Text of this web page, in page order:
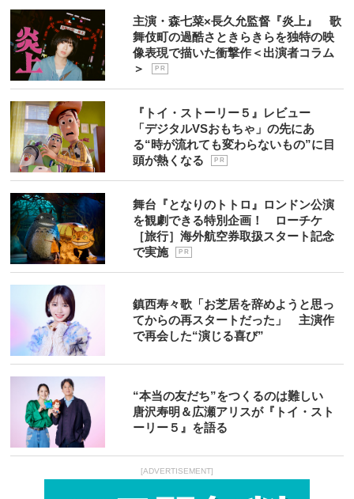
主演・森七菜×長久允監督『炎上』 歌
舞伎町の過酷さときらきらを独特の映
像表現で描いた衝撃作＜出演者コラム
＞
P R
『トイ・ストーリー５』レビュー
「デジタルVSおもちゃ」の先にあ
る“時が流れても変わらないもの”に目
頭が熱くなる
P R
舞台『となりのトトロ』ロンドン公演
を観劇できる特別企画！ ローチケ
［旅行］海外航空券取扱スタート記念
で実施
P R
鎮西寿々歌「お芝居を辞めようと思っ
てからの再スタートだった」 主演作
で再会した“演じる喜び”
“本当の友だち”をつくるのは難しい
唐沢寿明＆広瀬アリスが『トイ・スト
ーリー５』を語る
[ADVERTISEMENT]